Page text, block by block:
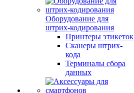
Оборудование для
штрих-кодирования
Принтеры этикеток
Сканеры штрих-
кода
Терминалы сбора
данных